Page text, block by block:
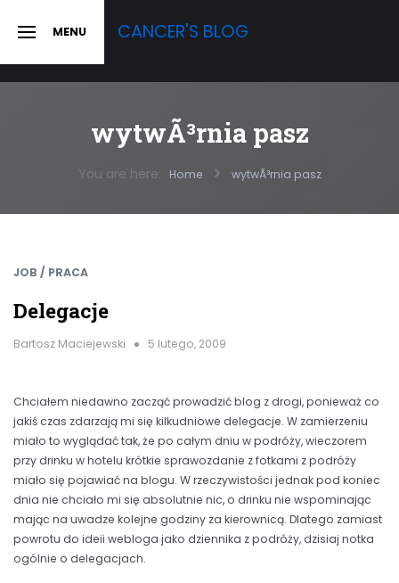
SLIDE MENU CANCER'S BLOG
wytwÃ³rnia pasz
You are here: Home wytwÃ³rnia pasz
JOB / PRACA
Delegacje
Bartosz Maciejewski 5 lutego, 2009
Chciałem niedawno zacząć prowadzić blog z drogi, ponieważ co
jakiś czas zdarzają mi się kilkudniowe delegacje. W zamierzeniu
miało to wyglądać tak, że po całym dniu w podróży, wieczorem
przy drinku w hotelu krótkie sprawozdanie z fotkami z podróży
miało się pojawiać na blogu. W rzeczywistości jednak pod koniec
dnia nie chciało mi się absolutnie nic, o drinku nie wspominając
mając na uwadze kolejne godziny za kierownicą. Dlatego zamiast
powrotu do ideii webloga jako dziennika z podróży, dzisiaj notka
ogólnie o delegacjach.